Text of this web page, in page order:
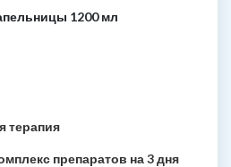
1200 мл
терапия
препаратов на 3 дня